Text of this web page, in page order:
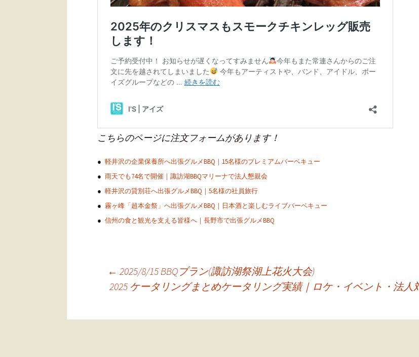
こちらのページに注文フォームがあります！
軽井沢の企業保養所へ出張グルメBBQ｜15名様のプレミアムバーベキュー
雨天でも74名で開催｜諏訪湖BBQマリーナで法人懇親会
軽井沢の貸別荘へ出張グルメBBQ｜5名様の社員旅行
霧ヶ峰「超本金祭」へ出張グルメBBQ｜日本酒と楽しむライブバーベキュー
信州の食と観光を支える皆様へ｜長野市で出張グルメBBQ
← 2025/8/15 BBQプラン(諏訪湖祭湖上花火大会)
2025 ケータリングまとめケータリング実績｜ロケ・イベント・法人